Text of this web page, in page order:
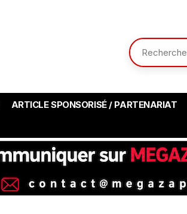
ARTICLE SPONSORISÉ / PARTENARIAT